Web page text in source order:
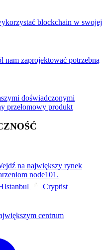
blockchain w swojej
nam zaprojektować potrzebną
doświadczonymi
przełomowy produkt
na największy rynek
node101.
Cryptist
centrum